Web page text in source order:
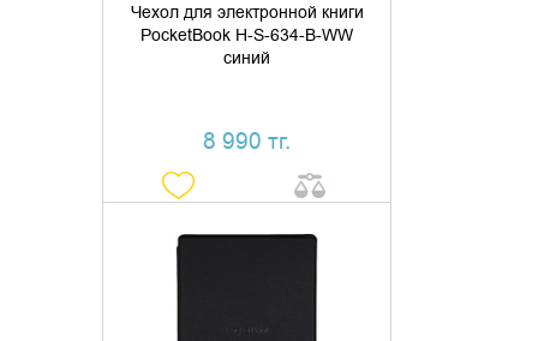
Чехол для электронной книги
PocketBook H-S-634-B-WW
синий
8 990 тг.
КУПИТЬ В 1 КЛИК